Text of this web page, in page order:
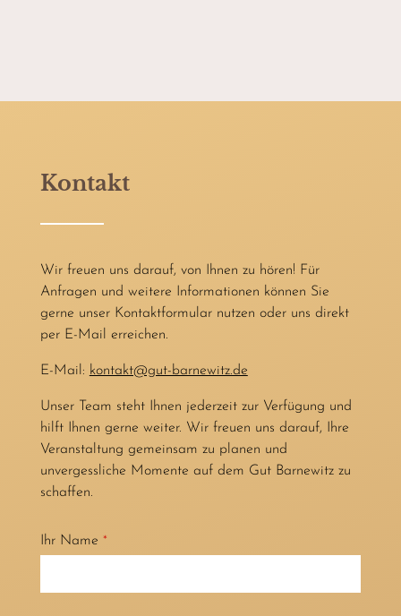
Kontakt
Wir freuen uns darauf, von Ihnen zu hören! Für
Anfragen und weitere Informationen können Sie
gerne unser Kontaktformular nutzen oder uns direkt
per E-Mail erreichen.
E-Mail: kontakt@gut-barnewitz.de
Unser Team steht Ihnen jederzeit zur Verfügung und
hilft Ihnen gerne weiter. Wir freuen uns darauf, Ihre
Veranstaltung gemeinsam zu planen und
unvergessliche Momente auf dem Gut Barnewitz zu
schaffen.
Ihr Name *